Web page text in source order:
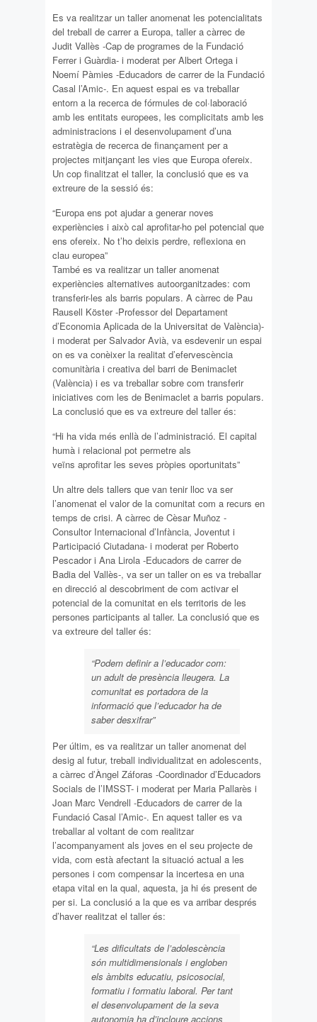
Es va realitzar un taller anomenat les potencialitats
del treball de carrer a Europa, taller a càrrec de
Judit Vallès -Cap de programes de la Fundació
Ferrer i Guàrdia- i moderat per Albert Ortega i
Noemí Pàmies -Educadors de carrer de la Fundació
Casal l’Amic-. En aquest espai es va treballar
entorn a la recerca de fórmules de col·laboració
amb les entitats europees, les complicitats amb les
administracions i el desenvolupament d’una
estratègia de recerca de finançament per a
projectes mitjançant les vies que Europa ofereix.
Un cop finalitzat el taller, la conclusió que es va
extreure de la sessió és:
“Europa ens pot ajudar a generar noves
experiències i això cal aprofitar-ho pel potencial que
ens ofereix. No t’ho deixis perdre, reflexiona en
clau europea”
També es va realitzar un taller anomenat
experiències alternatives autoorganitzades: com
transferir-les als barris populars. A càrrec de Pau
Rausell Köster -Professor del Departament
d’Economia Aplicada de la Universitat de València)-
i moderat per Salvador Avià, va esdevenir un espai
on es va conèixer la realitat d’efervescència
comunitària i creativa del barri de Benimaclet
(València) i es va treballar sobre com transferir
iniciatives com les de Benimaclet a barris populars.
La conclusió que es va extreure del taller és:
“Hi ha vida més enllà de l’administració. El capital
humà i relacional pot permetre als
veïns aprofitar les seves pròpies oportunitats”
Un altre dels tallers que van tenir lloc va ser
l’anomenat el valor de la comunitat com a recurs en
temps de crisi. A càrrec de Cèsar Muñoz -
Consultor Internacional d’Infància, Joventut i
Participació Ciutadana- i moderat per Roberto
Pescador i Ana Lirola -Educadors de carrer de
Badia del Vallès-, va ser un taller on es va treballar
en direcció al descobriment de com activar el
potencial de la comunitat en els territoris de les
persones participants al taller. La conclusió que es
va extreure del taller és:
“Podem definir a l’educador com:
un adult de presència lleugera. La
comunitat es portadora de la
informació que l’educador ha de
saber desxifrar”
Per últim, es va realitzar un taller anomenat del
desig al futur, treball individualitzat en adolescents,
a càrrec d’Àngel Záforas -Coordinador d’Educadors
Socials de l’IMSST- i moderat per Maria Pallarès i
Joan Marc Vendrell -Educadors de carrer de la
Fundació Casal l’Amic-. En aquest taller es va
treballar al voltant de com realitzar
l’acompanyament als joves en el seu projecte de
vida, com està afectant la situació actual a les
persones i com compensar la incertesa en una
etapa vital en la qual, aquesta, ja hi és present de
per si. La conclusió a la que es va arribar després
d’haver realitzat el taller és:
“Les dificultats de l’adolescència
són multidimensionals i engloben
els àmbits educatiu, psicosocial,
formatiu i formatiu laboral. Per tant
el desenvolupament de la seva
autonomia ha d’incloure accions